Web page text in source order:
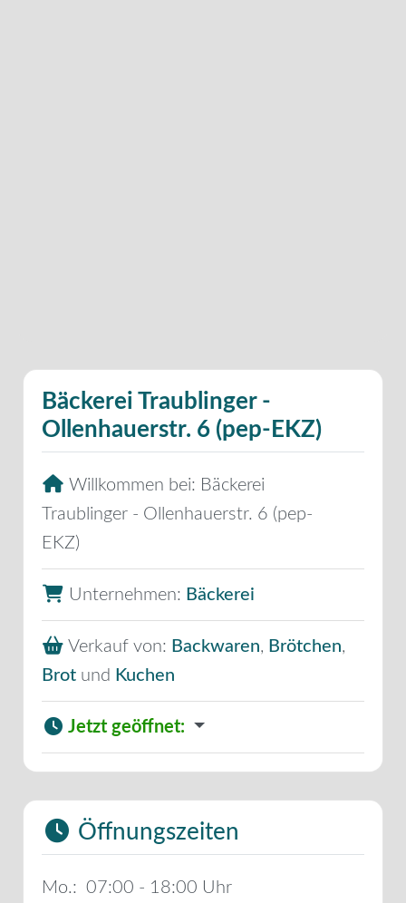
Bäckerei Traublinger -
Ollenhauerstr. 6 (pep-EKZ)
Willkommen bei: Bäckerei
Traublinger - Ollenhauerstr. 6 (pep-
EKZ)
Unternehmen: Bäckerei
Verkauf von: Backwaren, Brötchen,
Brot und Kuchen
Jetzt geöffnet:
Öffnungszeiten
Mo.: 07:00 - 18:00